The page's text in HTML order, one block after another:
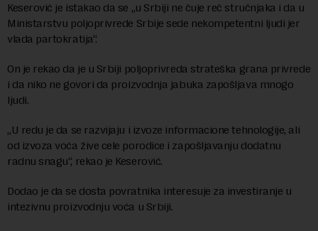
Keserović je istakao da se „u Srbiji ne čuje reč stručnjaka i da u
Ministarstvu poljoprivrede Srbije sede nekompetentni ljudi jer
vlada partokratija“.
On je rekao da je u Srbiji poljoprivreda strateška grana privrede
i da niko ne govori da proizvodnja jabuka zapošljava mnogo
ljudi.
„U redu je da se razvijaju i izvoze informacione tehnologije, ali
od izvoza voća žive cele porodice i zapošljavanju dodatnu
radnu snagu“, rekao je Keserović.
Dodao je da se dosta povratnika interesuje za investiranje u
intezivnu proizvodnju voća u Srbiji.